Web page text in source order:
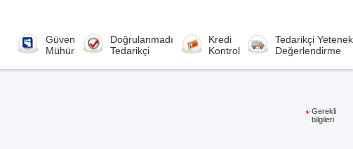
Güven
Mühür
Doğrulanmadı
Tedarikçi
Kredi
Kontrol
Tedarikçi Yetenek
Değerlendirme
Gerekli
bilgileri